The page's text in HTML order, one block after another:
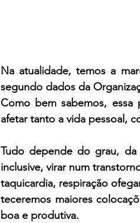
Na atualidade, temos a
segundo dados da
Como bem sabemos,
afetar tanto a vida pessoal,
Tudo depende do grau,
inclusive, virar num
taquicardia, respiração
teceremos maiores
boa e produtiva.